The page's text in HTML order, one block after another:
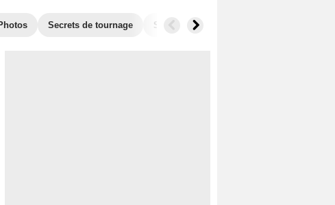
Secrets de tournage Séries similaires